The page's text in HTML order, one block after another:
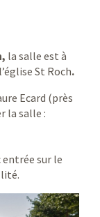
la salle est à
St Roch.
Ecard (près
la salle :
entrée sur le